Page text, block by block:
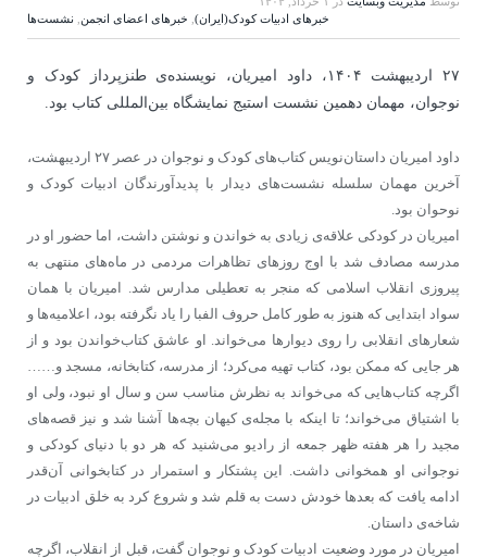
خبرهای ادبیات کودک(ایران) خبرهای اعضای انجمن نشست‌ها
۲۷ اردیبهشت ۱۴۰۴، داود امیریان، نویسنده‌ی طنزپرداز کودک و
نوجوان، مهمان دهمین نشست استیج نمایشگاه بین‌المللی کتاب بود.
داود امیریان داستان‌نویس کتاب‌های کودک و نوجوان در عصر ۲۷ اردیبهشت،
آخرین مهمان سلسله نشست‌های دیدار با پدیدآورندگان ادبیات کودک و
نوحوان بود.
امیریان در کودکی علاقه‌ی زیادی به خواندن و نوشتن داشت، اما حضور او در
مدرسه مصادف شد با اوج روزهای تظاهرات مردمی در ماه‌های منتهی به
پیروزی انقلاب اسلامی که منجر به تعطیلی مدارس شد.‌ امیریان با همان
سواد ابتدایی که هنوز به طور کامل حروف الفبا را یاد نگرفته بود، اعلامیه‌ها و
شعارهای انقلابی را روی دیوارها می‌خواند. او عاشق کتاب‌خواندن بود و از
هر جایی که ممکن بود، کتاب تهیه می‌کرد؛ از مدرسه، کتابخانه، مسجد و……
اگرچه کتاب‌هایی که می‌خواند به‌ نظرش مناسب سن و سال او نبود، ولی او
با اشتیاق می‌خواند؛ تا اینکه با مجله‌ی کیهان بچه‌ها آشنا شد و نیز قصه‌های
مجید را هر هفته ظهر جمعه از رادیو می‌شنید که هر دو با دنیای کودکی و
نوجوانی او همخوانی داشت. این پشتکار و استمرار در کتابخوانی آن‌قدر
ادامه یافت که بعدها خودش دست به قلم شد و شروع کرد به خلق ادبیات در
شاخه‌ی داستان.
امیریان در مورد وضعیت ادبیات کودک و نوجوان گفت، قبل از انقلاب، اگرچه